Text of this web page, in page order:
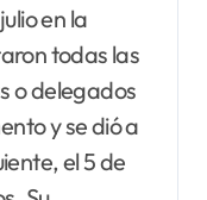
en la
todas las
o delegados
y se dió a
el 5 de